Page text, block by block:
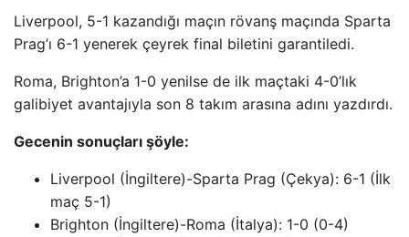
Liverpool, 5-1 kazandığı maçın rövanş maçında Sparta
Prag’ı 6-1 yenerek çeyrek final biletini garantiledi.
Roma, Brighton’a 1-0 yenilse de ilk maçtaki 4-0’lık
galibiyet avantajıyla son 8 takım arasına adını yazdırdı.
Gecenin sonuçları şöyle:
Liverpool (İngiltere)-Sparta Prag (Çekya): 6-1 (İlk
maç 5-1)
Brighton (İngiltere)-Roma (İtalya): 1-0 (0-4)